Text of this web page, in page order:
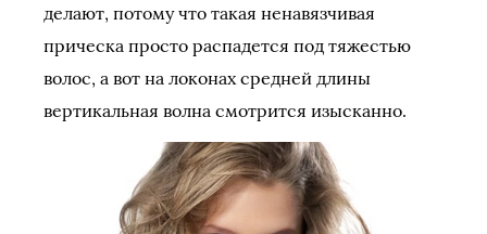
делают, потому что такая ненавязчивая
прическа просто распадется под тяжестью
волос, а вот на локонах средней длины
вертикальная волна смотрится изысканно.